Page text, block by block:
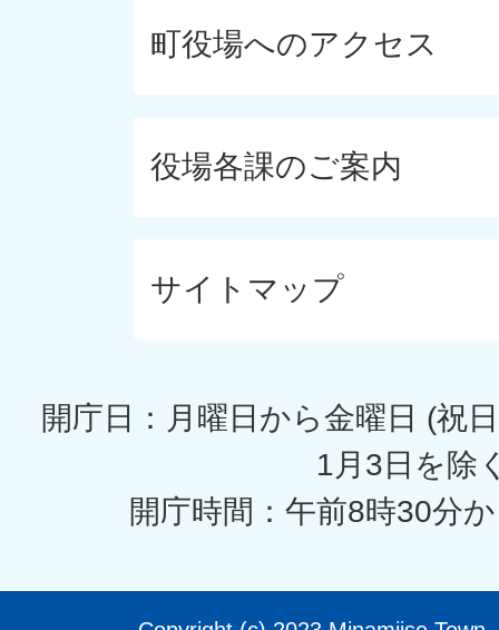
町役場へのアクセス
役場各課のご案内
サイトマップ
開庁日：月曜日から金曜日 (祝
1月3日を除
開庁時間：午前8時30分